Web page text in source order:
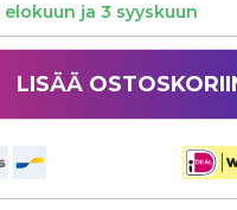
elokuun ja 3 syyskuun
LISÄÄ